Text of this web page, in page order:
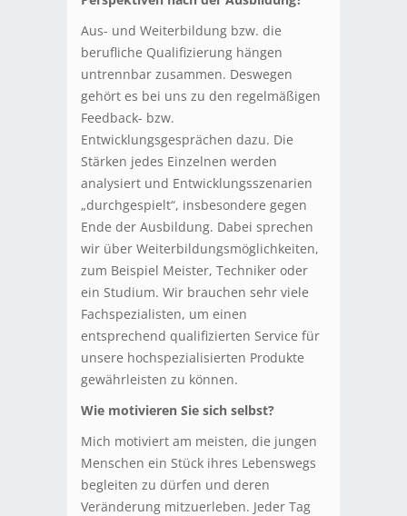
Aus- und Weiterbildung bzw. die
berufliche Qualifizierung hängen
untrennbar zusammen. Deswegen
gehört es bei uns zu den regelmäßigen
Feedback- bzw.
Entwicklungsgesprächen dazu. Die
Stärken jedes Einzelnen werden
analysiert und Entwicklungsszenarien
„durchgespielt“, insbesondere gegen
Ende der Ausbildung. Dabei sprechen
wir über Weiterbildungsmöglichkeiten,
zum Beispiel Meister, Techniker oder
ein Studium. Wir brauchen sehr viele
Fachspezialisten, um einen
entsprechend qualifizierten Service für
unsere hochspezialisierten Produkte
gewährleisten zu können.
Wie motivieren Sie sich selbst?
Mich motiviert am meisten, die jungen
Menschen ein Stück ihres Lebenswegs
begleiten zu dürfen und deren
Veränderung mitzuerleben. Jeder Tag